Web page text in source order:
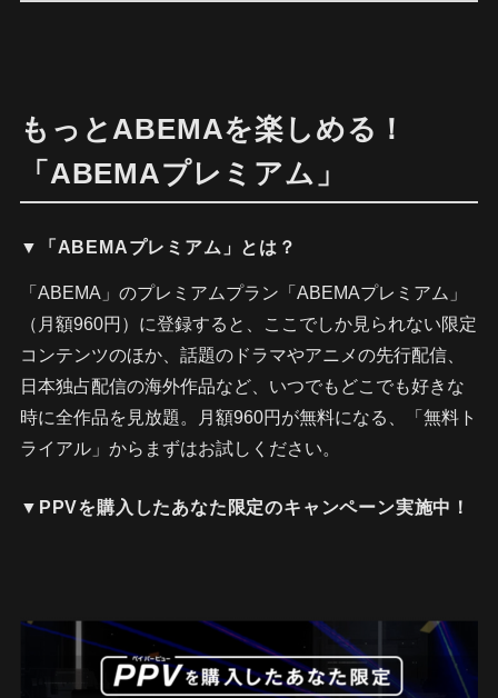
もっとABEMAを楽しめる！
「ABEMAプレミアム」
▼「ABEMAプレミアム」とは？
「ABEMA」のプレミアムプラン「ABEMAプレミアム」
（月額960円）に登録すると、ここでしか見られない限定
コンテンツのほか、話題のドラマやアニメの先行配信、
日本独占配信の海外作品など、いつでもどこでも好きな
時に全作品を見放題。月額960円が無料になる、「無料ト
ライアル」からまずはお試しください。
▼PPVを購入したあなた限定のキャンペーン実施中！